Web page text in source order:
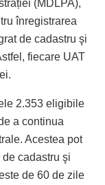
(MDLPA),
înregistrarea
de cadastru şi
fiecare UAT
2.353 eligibile
a continua
Acestea pot
cadastru şi
de 60 de zile